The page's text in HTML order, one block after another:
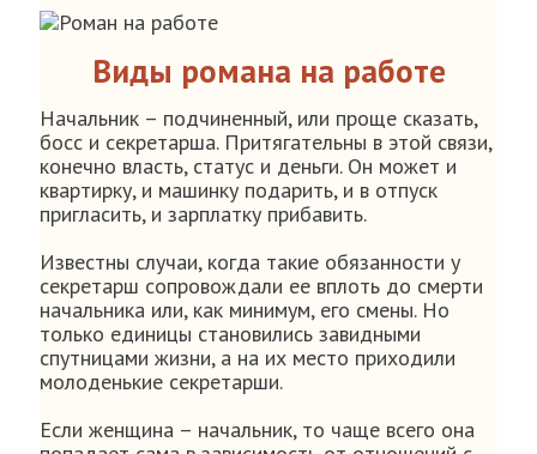
Виды романа на работе
Начальник – подчиненный, или проще сказать,
босс и секретарша. Притягательны в этой связи,
конечно власть, статус и деньги. Он может и
квартирку, и машинку подарить, и в отпуск
пригласить, и зарплатку прибавить.
Известны случаи, когда такие обязанности у
секретарш сопровождали ее вплоть до смерти
начальника или, как минимум, его смены. Но
только единицы становились завидными
спутницами жизни, а на их место приходили
молоденькие секретарши.
Если женщина – начальник, то чаще всего она